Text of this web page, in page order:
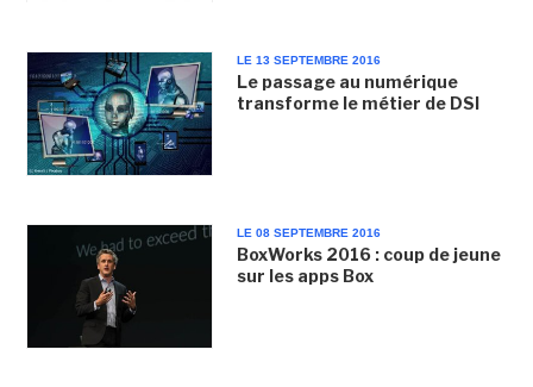
LE 13 SEPTEMBRE 2016
Le passage au numérique
transforme le métier de DSI
LE 08 SEPTEMBRE 2016
BoxWorks 2016 : coup de jeune
sur les apps Box